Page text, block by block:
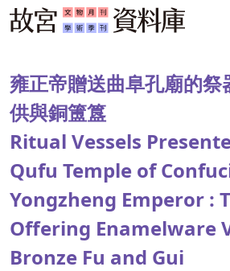
雍正帝贈送曲阜孔廟的祭
供與銅簠簋
Ritual Vessels
Qufu Temple of
Yongzheng Emperor :
Offering Enamelware
Bronze Fu and Gui